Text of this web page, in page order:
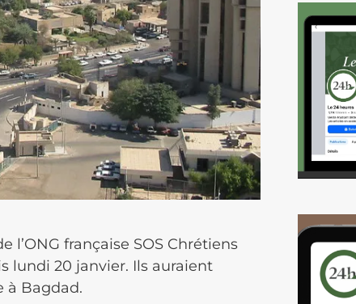
l’ONG française SOS Chrétiens
lundi 20 janvier. Ils auraient
à Bagdad.